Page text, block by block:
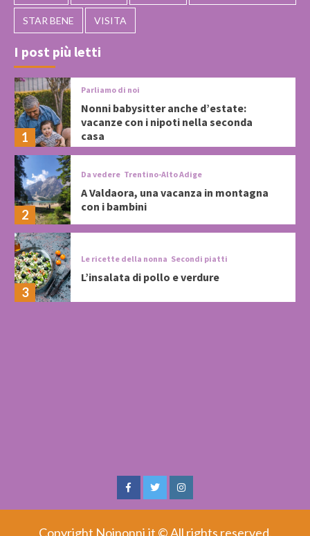
STAR BENE VISITA
I post più letti
1
Parliamo di noi
Nonni babysitter anche d’estate:
vacanze con i nipoti nella seconda
casa
2
Da vedere Trentino-Alto Adige
A Valdaora, una vacanza in montagna
con i bambini
3
Le ricette della nonna Secondi piatti
L’insalata di pollo e verdure
FacebookTwitterInstagram
Copyright Noinonni.it © All rights reserved.